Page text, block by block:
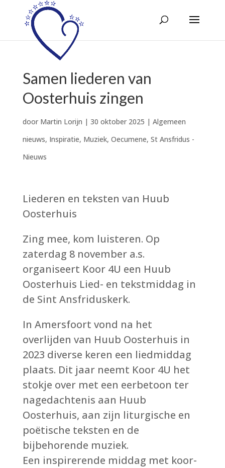
Samen liederen van
Oosterhuis zingen
door Martin Lorijn | 30 oktober 2025 | Algemeen
nieuws, Inspiratie, Muziek, Oecumene, St Ansfridus -
Nieuws
Liederen en teksten van Huub
Oosterhuis
Zing mee, kom luisteren. Op
zaterdag 8 november a.s.
organiseert Koor 4U een Huub
Oosterhuis Lied- en tekstmiddag in
de Sint Ansfriduskerk.
In Amersfoort vond na het
overlijden van Huub Oosterhuis in
2023 diverse keren een liedmiddag
plaats. Dit jaar neemt Koor 4U het
stokje over met een eerbetoon ter
nagedachtenis aan Huub
Oosterhuis, aan zijn liturgische en
poëtische teksten en de
bijbehorende muziek.
Een inspirerende middag met koor-